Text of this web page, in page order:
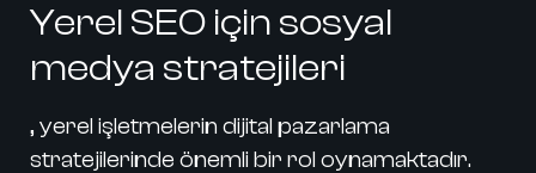
Yerel SEO için sosyal
medya stratejileri
, yerel işletmelerin dijital pazarlama
stratejilerinde önemli bir rol oynamaktadır.